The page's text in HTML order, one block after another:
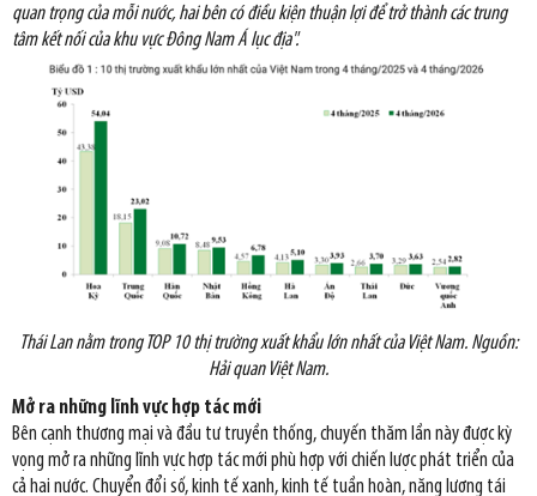
quan trọng của mỗi nước, hai bên có điều kiện thuận lợi để trở thành các trung
tâm kết nối của khu vực Đông Nam Á lục địa".
Thái Lan nằm trong TOP 10 thị trường xuất khẩu lớn nhất của Việt Nam. Nguồn:
Hải quan Việt Nam.
Mở ra những lĩnh vực hợp tác mới
Bên cạnh thương mại và đầu tư truyền thống, chuyến thăm lần này được kỳ
vọng mở ra những lĩnh vực hợp tác mới phù hợp với chiến lược phát triển của
cả hai nước. Chuyển đổi số, kinh tế xanh, kinh tế tuần hoàn, năng lượng tái